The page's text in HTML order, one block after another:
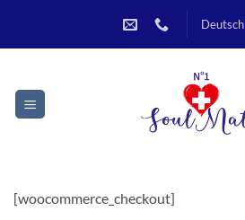
Deutsch
[woocommerce_checkout]